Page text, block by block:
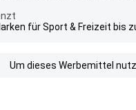
für Sport & Freizeit bis
Um dieses Werbemittel